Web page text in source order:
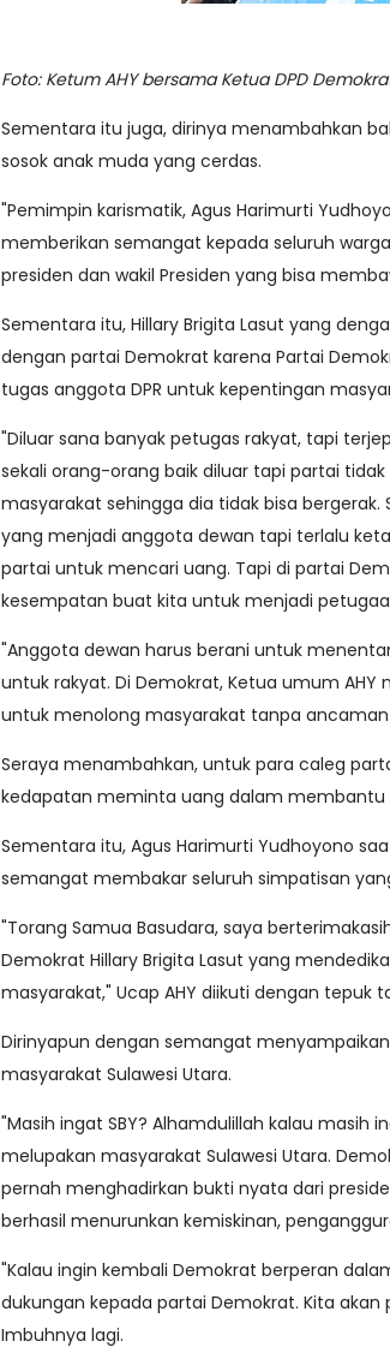
Foto: Ketum AHY bersama Ketua DPD
Sementara itu juga, dirinya menambahkan
sosok anak muda yang cerdas.
"Pemimpin karismatik, Agus Harimurti
memberikan semangat kepada seluruh
presiden dan wakil Presiden yang bisa
Sementara itu, Hillary Brigita Lasut yang
dengan partai Demokrat karena Partai
tugas anggota DPR untuk kepentingan
"Diluar sana banyak petugas rakyat, tapi
sekali orang-orang baik diluar tapi partai
masyarakat sehingga dia tidak bisa
yang menjadi anggota dewan tapi terlalu
partai untuk mencari uang. Tapi di partai
kesempatan buat kita untuk menjadi petugaa
"Anggota dewan harus berani untuk
untuk rakyat. Di Demokrat, Ketua umum
untuk menolong masyarakat tanpa
Seraya menambahkan, untuk para caleg
kedapatan meminta uang dalam membantu
Sementara itu, Agus Harimurti Yudhoyono
semangat membakar seluruh simpatisan
"Torang Samua Basudara, saya
Demokrat Hillary Brigita Lasut yang
masyarakat," Ucap AHY diikuti dengan tepuk
Dirinyapun dengan semangat
masyarakat Sulawesi Utara.
"Masih ingat SBY? Alhamdulillah kalau masih
melupakan masyarakat Sulawesi Utara.
pernah menghadirkan bukti nyata dari
berhasil menurunkan kemiskinan,
"Kalau ingin kembali Demokrat berperan
dukungan kepada partai Demokrat. Kita
Imbuhnya lagi.